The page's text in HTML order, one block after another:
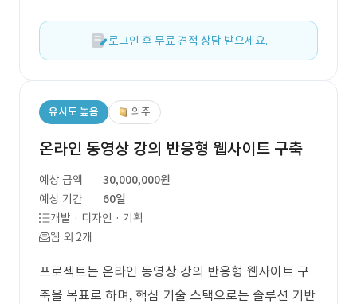
로그인 후 무료 견적 상담 받으세요.
유사도 높음 외주
온라인 동영상 강의 반응형 웹사이트 구축
예상 금액
30,000,000원
예상 기간
60일
개발 · 디자인 · 기획
웹 외 2개
프로젝트는 온라인 동영상 강의 반응형 웹사이트 구
축을 목표로 하며, 핵심 기술 스택으로는 솔루션 기반